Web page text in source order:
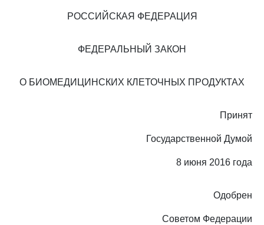
РОССИЙСКАЯ ФЕДЕРАЦИЯ
ФЕДЕРАЛЬНЫЙ ЗАКОН
О БИОМЕДИЦИНСКИХ КЛЕТОЧНЫХ ПРОДУКТАХ
Принят
Государственной Думой
8 июня 2016 года
Одобрен
Советом Федерации